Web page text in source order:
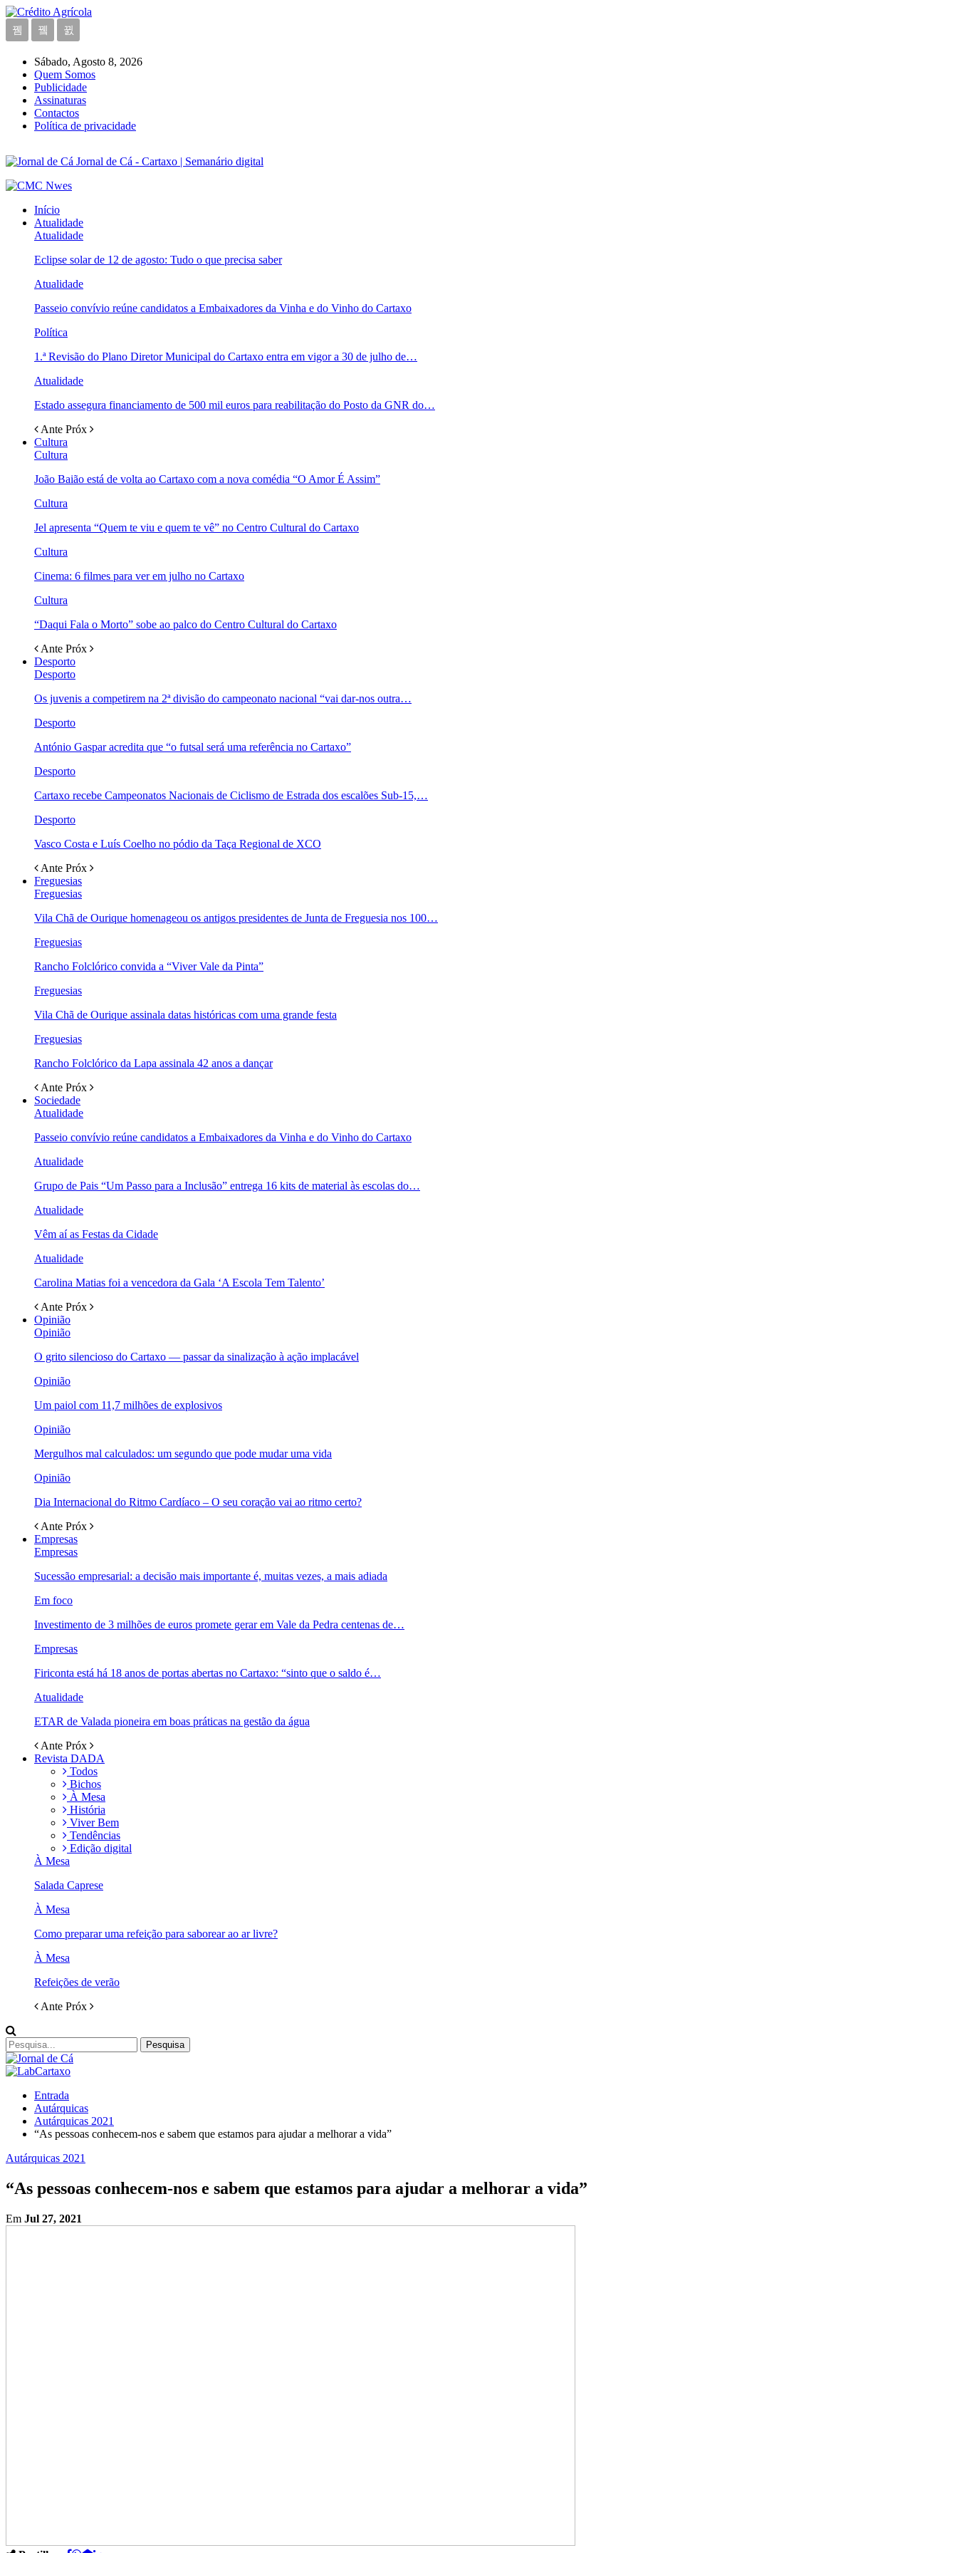
Sábado, Agosto 8, 2026
Quem Somos
Publicidade
Assinaturas
Contactos
Política de privacidade
Jornal de Cá - Cartaxo | Semanário digital
Início
Atualidade
Atualidade
Eclipse solar de 12 de agosto: Tudo o que precisa saber
Atualidade
Passeio convívio reúne candidatos a Embaixadores da Vinha e do Vinho do Cartaxo
Política
1.ª Revisão do Plano Diretor Municipal do Cartaxo entra em vigor a 30 de julho de…
Atualidade
Estado assegura financiamento de 500 mil euros para reabilitação do Posto da GNR do…
Ante Próx
Cultura
Cultura
João Baião está de volta ao Cartaxo com a nova comédia “O Amor É Assim”
Cultura
Jel apresenta “Quem te viu e quem te vê” no Centro Cultural do Cartaxo
Cultura
Cinema: 6 filmes para ver em julho no Cartaxo
Cultura
“Daqui Fala o Morto” sobe ao palco do Centro Cultural do Cartaxo
Ante Próx
Desporto
Desporto
Os juvenis a competirem na 2ª divisão do campeonato nacional “vai dar-nos outra…
Desporto
António Gaspar acredita que “o futsal será uma referência no Cartaxo”
Desporto
Cartaxo recebe Campeonatos Nacionais de Ciclismo de Estrada dos escalões Sub-15,…
Desporto
Vasco Costa e Luís Coelho no pódio da Taça Regional de XCO
Ante Próx
Freguesias
Freguesias
Vila Chã de Ourique homenageou os antigos presidentes de Junta de Freguesia nos 100…
Freguesias
Rancho Folclórico convida a “Viver Vale da Pinta”
Freguesias
Vila Chã de Ourique assinala datas históricas com uma grande festa
Freguesias
Rancho Folclórico da Lapa assinala 42 anos a dançar
Ante Próx
Sociedade
Atualidade
Passeio convívio reúne candidatos a Embaixadores da Vinha e do Vinho do Cartaxo
Atualidade
Grupo de Pais “Um Passo para a Inclusão” entrega 16 kits de material às escolas do…
Atualidade
Vêm aí as Festas da Cidade
Atualidade
Carolina Matias foi a vencedora da Gala ‘A Escola Tem Talento’
Ante Próx
Opinião
Opinião
O grito silencioso do Cartaxo — passar da sinalização à ação implacável
Opinião
Um paiol com 11,7 milhões de explosivos
Opinião
Mergulhos mal calculados: um segundo que pode mudar uma vida
Opinião
Dia Internacional do Ritmo Cardíaco – O seu coração vai ao ritmo certo?
Ante Próx
Empresas
Empresas
Sucessão empresarial: a decisão mais importante é, muitas vezes, a mais adiada
Em foco
Investimento de 3 milhões de euros promete gerar em Vale da Pedra centenas de…
Empresas
Firiconta está há 18 anos de portas abertas no Cartaxo: “sinto que o saldo é…
Atualidade
ETAR de Valada pioneira em boas práticas na gestão da água
Ante Próx
Revista DADA
Todos
Bichos
À Mesa
História
Viver Bem
Tendências
Edição digital
À Mesa
Salada Caprese
À Mesa
Como preparar uma refeição para saborear ao ar livre?
À Mesa
Refeições de verão
Ante Próx
Entrada
Autárquicas
Autárquicas 2021
“As pessoas conhecem-nos e sabem que estamos para ajudar a melhorar a vida”
Autárquicas 2021
“As pessoas conhecem-nos e sabem que estamos para ajudar a melhorar a vida”
Em Jul 27, 2021